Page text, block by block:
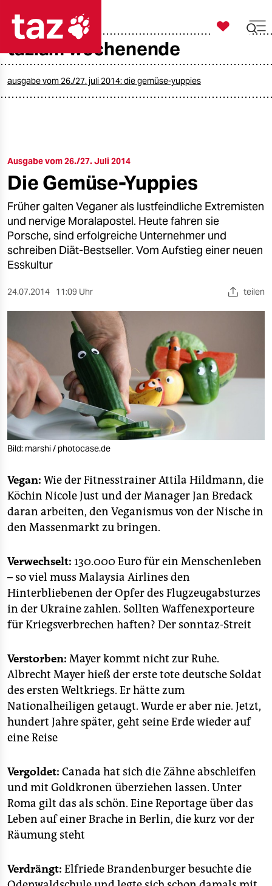
taz zahl ich
öko
gesellschaft
kultur
sport
berlin
nord
verlag
verlag
veranstaltungen
shop
fragen & hilfe
unterstützen
abo
genossenschaft

taz zahl ich
taz.am wochenende
ausgabe vom 26./27. juli 2014: die gemüse-yuppies
Ausgabe vom 26./27. Juli 2014
Die Gemüse-Yuppies
Früher galten Veganer als lustfeindliche Extremisten
und nervige Moralapostel. Heute fahren sie
Porsche, sind erfolgreiche Unternehmer und
schreiben Diät-Bestseller. Vom Aufstieg einer neuen
Esskultur
24.07.2014 11:09 Uhr teilen
Bild: marshi / photocase.de
Vegan: Wie der Fitnesstrainer Attila Hildmann, die
Köchin Nicole Just und der Manager Jan Bredack
daran arbeiten, den Veganismus von der Nische in
den Massenmarkt zu bringen.
Verwechselt: 130.000 Euro für ein Menschenleben
– so viel muss Malaysia Airlines den
Hinterbliebenen der Opfer des Flugzeugabsturzes
in der Ukraine zahlen. Sollten Waffenexporteure
für Kriegsverbrechen haften? Der sonntaz-Streit
Verstorben: Mayer kommt nicht zur Ruhe.
Albrecht Mayer hieß der erste tote deutsche Soldat
des ersten Weltkriegs. Er hätte zum
Nationalheiligen getaugt. Wurde er aber nie. Jetzt,
hundert Jahre später, geht seine Erde wieder auf
eine Reise
Vergoldet: Canada hat sich die Zähne abschleifen
und mit Goldkronen überziehen lassen. Unter
Roma gilt das als schön. Eine Reportage über das
Leben auf einer Brache in Berlin, die kurz vor der
Räumung steht
Verdrängt: Elfriede Brandenburger besuchte die